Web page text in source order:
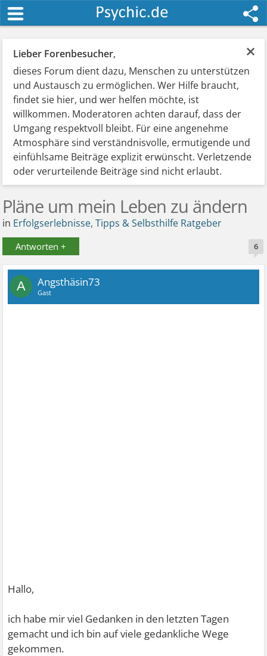
×
Lieber Forenbesucher,
dieses Forum dient dazu, Menschen zu unterstützen
und Austausch zu ermöglichen. Wer Hilfe braucht,
findet sie hier, und wer helfen möchte, ist
willkommen. Moderatoren achten darauf, dass der
Umgang respektvoll bleibt. Für eine angenehme
Atmosphäre sind verständnisvolle, ermutigende und
einfühlsame Beiträge explizit erwünscht. Verletzende
oder verurteilende Beiträge sind nicht erlaubt.
Pläne um mein Leben zu ändern
in Erfolgserlebnisse, Tipps & Selbsthilfe Ratgeber
Antworten + 6
A Angsthäsin73
Gast
Hallo,
ich habe mir viel Gedanken in den letzten Tagen
gemacht und ich bin auf viele gedankliche Wege
gekommen.